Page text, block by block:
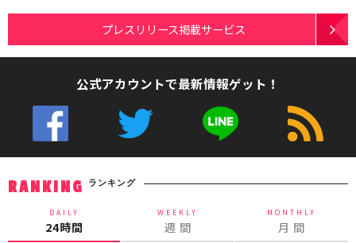
プレスリリース掲載サービス
公式アカウントで最新情報ゲット！
RANKING ランキング
DAILY
24時間
WEEKLY
週 間
MONTHLY
月 間